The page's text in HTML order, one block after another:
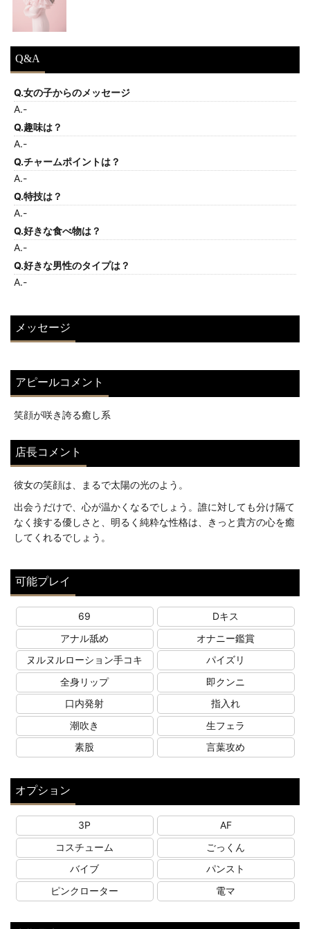
Q&A
Q.女の子からのメッセージ
A.-
Q.趣味は？
A.-
Q.チャームポイントは？
A.-
Q.特技は？
A.-
Q.好きな食べ物は？
A.-
Q.好きな男性のタイプは？
A.-
メッセージ
アピールコメント
笑顔が咲き誇る癒し系
店長コメント
彼女の笑顔は、まるで太陽の光のよう。
出会うだけで、心が温かくなるでしょう。誰に対しても分け隔て
なく接する優しさと、明るく純粋な性格は、きっと貴方の心を癒
してくれるでしょう。
可能プレイ
69
Dキス
アナル舐め
オナニー鑑賞
ヌルヌルローション手コキ
パイズリ
全身リップ
即クンニ
口内発射
指入れ
潮吹き
生フェラ
素股
言葉攻め
オプション
3P
AF
コスチューム
ごっくん
バイブ
パンスト
ピンクローター
電マ